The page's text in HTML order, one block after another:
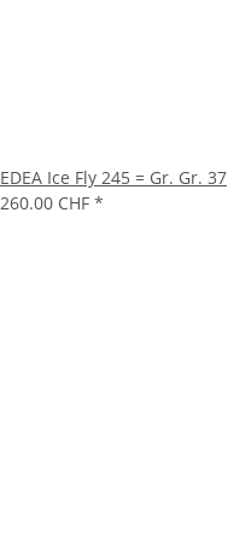
EDEA Ice Fly 245 = Gr. Gr. 37
260.00 CHF *